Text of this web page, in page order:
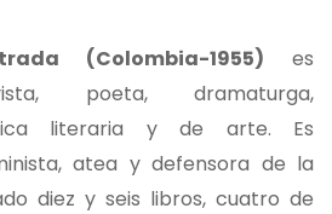
(Colombia-1955) es
poeta, dramaturga,
literaria y de arte. Es
atea y defensora de la
diez y seis libros, cuatro de